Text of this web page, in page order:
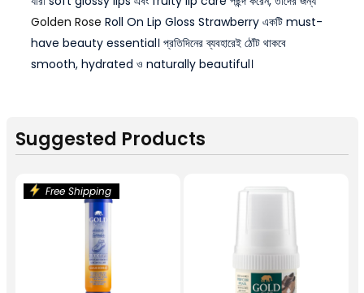
Golden Rose Roll On Lip Gloss Strawberry একটি must-
have beauty essential। প্রতিদিনের ব্যবহারেই ঠোঁট থাকবে
smooth, hydrated ও naturally beautiful।
Suggested Products
Free Shipping